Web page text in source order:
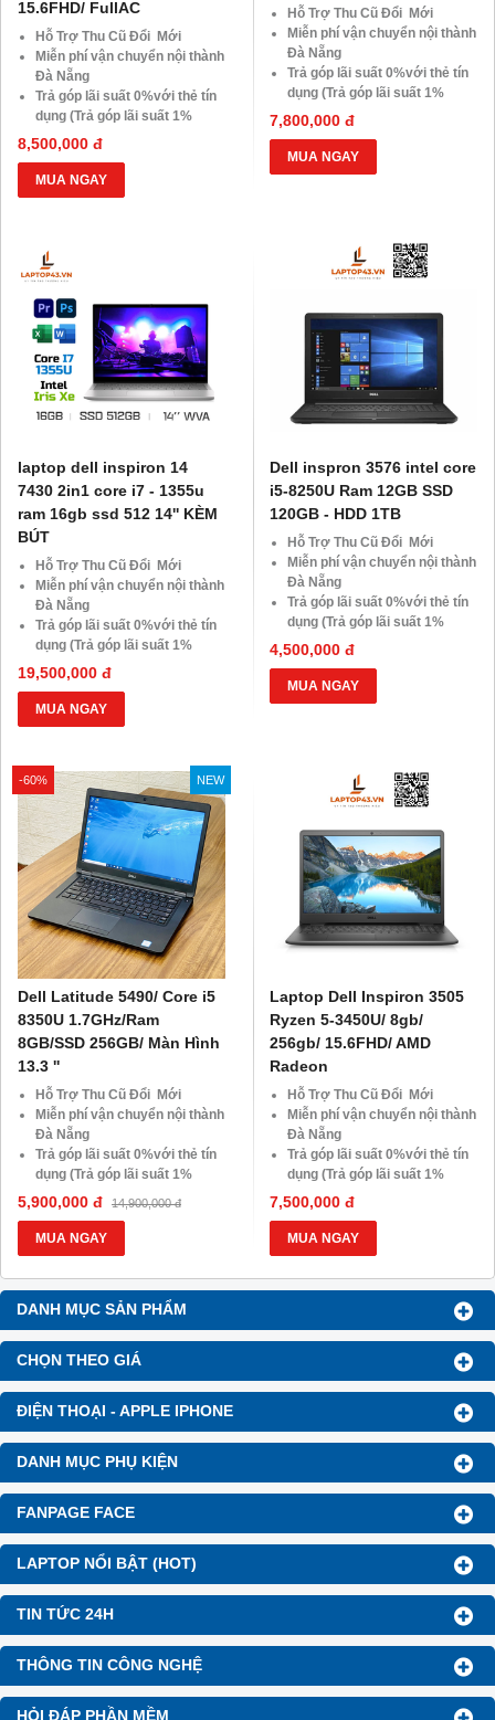
DANH MỤC SẢN PHẨM
CHỌN THEO GIÁ
ĐIỆN THOẠI - APPLE IPHONE
DANH MỤC PHỤ KIỆN
FANPAGE FACE
LAPTOP NỔI BẬT (HOT)
TIN TỨC 24H
THÔNG TIN CÔNG NGHỆ
HỎI ĐÁP PHẦN MỀM
15.6FHD/ FullAC
Hỗ Trợ Thu Cũ Đổi Mới
Miễn phí vận chuyển nội thành
Đà Nẵng
Trả góp lãi suất 0%với thẻ tín
dụng (Trả góp lãi suất 1%
HDsaison - chỉ cần CMND
BLX hoặc hộ khẩu gốc )
Giảm 20%khi nâng cấp Ram-
SSD
10.000 Voucher Giảm
Giá 500.000đ
8,500,000 đ
MUA NGAY
Hỗ Trợ Thu Cũ Đổi Mới
Miễn phí vận chuyển nội thành
Đà Nẵng
Trả góp lãi suất 0%với thẻ tín
dụng (Trả góp lãi suất 1%
HDsaison - chỉ cần CMND
BLX hoặc hộ khẩu gốc )
Giảm 20%khi nâng cấp Ram-
SSD
Giá 500.000đ
7,800,000 đ
MUA NGAY
laptop dell inspiron 14
7430 2in1 core i7 - 1355u
ram 16gb ssd 512 14'' KÈM
BÚT
Hỗ Trợ Thu Cũ Đổi Mới
Miễn phí vận chuyển nội thành
Đà Nẵng
Trả góp lãi suất 0%với thẻ tín
dụng (Trả góp lãi suất 1%
HDsaison - chỉ cần CMND
BLX hoặc hộ khẩu gốc )
Giảm 20%khi nâng cấp Ram-
SSD
khách hàng ở xa, HSSV . Săn
10.000 Voucher Giảm
Giá 500.000đ
19,500,000 đ
MUA NGAY
Dell inspron 3576 intel core
i5-8250U Ram 12GB SSD
120GB - HDD 1TB
Hỗ Trợ Thu Cũ Đổi Mới
Miễn phí vận chuyển nội thành
Đà Nẵng
Trả góp lãi suất 0%với thẻ tín
dụng (Trả góp lãi suất 1%
HDsaison - chỉ cần CMND
BLX hoặc hộ khẩu gốc )
Giảm 20%khi nâng cấp Ram-
SSD
Giá 500.000đ
4,500,000 đ
MUA NGAY
-60% NEW
Dell Latitude 5490/ Core i5
8350U 1.7GHz/Ram
8GB/SSD 256GB/ Màn Hình
13.3 ''
Hỗ Trợ Thu Cũ Đổi Mới
Miễn phí vận chuyển nội thành
Đà Nẵng
Trả góp lãi suất 0%với thẻ tín
dụng (Trả góp lãi suất 1%
HDsaison - chỉ cần CMND
BLX hoặc hộ khẩu gốc )
Giảm 20%khi nâng cấp Ram-
SSD
khách hàng ở xa, HSSV . Săn
10.000 Voucher Giảm
Giá 500.000đ
5,900,000 đ 14,900,000 đ
MUA NGAY
Laptop Dell Inspiron 3505
Ryzen 5-3450U/ 8gb/
256gb/ 15.6FHD/ AMD
Radeon
Hỗ Trợ Thu Cũ Đổi Mới
Miễn phí vận chuyển nội thành
Đà Nẵng
Trả góp lãi suất 0%với thẻ tín
dụng (Trả góp lãi suất 1%
HDsaison - chỉ cần CMND
BLX hoặc hộ khẩu gốc )
Giảm 20%khi nâng cấp Ram-
SSD
khách hàng ở xa, HSSV . Săn
Giá 500.000đ
7,500,000 đ
MUA NGAY